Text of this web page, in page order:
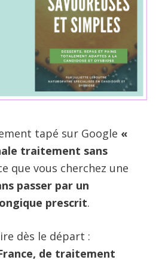
tapé sur Google «
traitement sans
que vous cherchez une
passer par un
prescrit.
dès le départ :
de traitement